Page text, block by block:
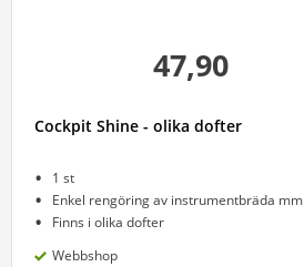
47,90
Cockpit Shine - olika dofter
1 st
Enkel rengöring av instrumentbräda mm
Finns i olika dofter
Webbshop